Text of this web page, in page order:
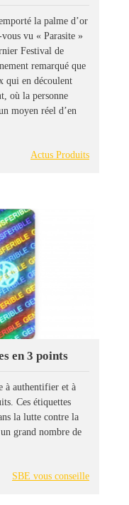
la palme d’or
vu « Parasite »
Festival de
remarqué que
qui en découlent
où la personne
moyen réel d’en
Actus Produits
en 3 points
à authentifier et à
Ces étiquettes
la lutte contre la
grand nombre de
SBE vous conseille